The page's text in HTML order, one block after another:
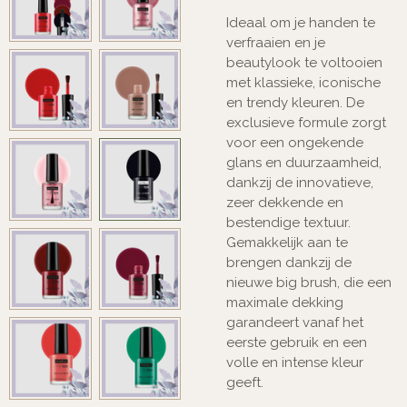
Ideaal om je handen te
verfraaien en je
beautylook te voltooien
met klassieke, iconische
en trendy kleuren. De
exclusieve formule zorgt
voor een ongekende
glans en duurzaamheid,
dankzij de innovatieve,
zeer dekkende en
bestendige textuur.
Gemakkelijk aan te
brengen dankzij de
nieuwe big brush, die een
maximale dekking
garandeert vanaf het
eerste gebruik en een
volle en intense kleur
geeft.